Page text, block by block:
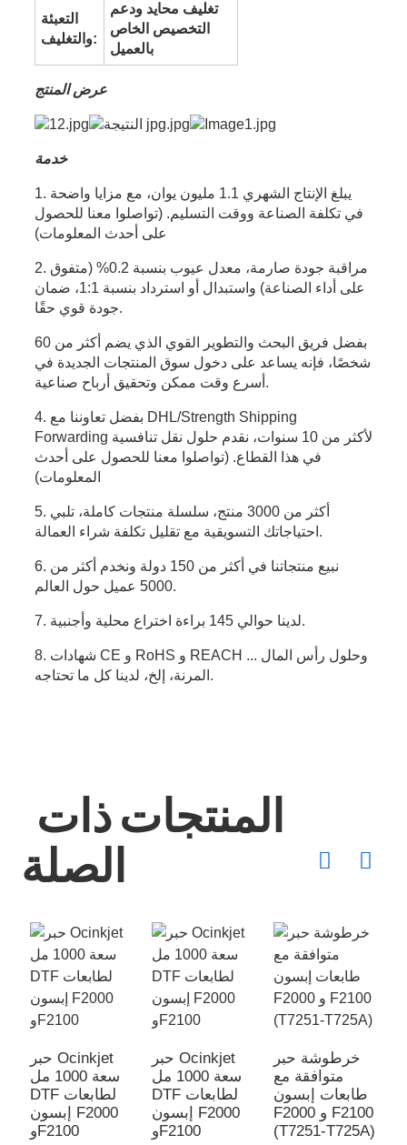
التعبئة
والتغليف:
تغليف محايد ودعم
التخصيص الخاص
بالعميل
عرض المنتج
خدمة
1. يبلغ الإنتاج الشهري 1.1 مليون يوان، مع مزايا واضحة
في تكلفة الصناعة ووقت التسليم. (تواصلوا معنا للحصول
على أحدث المعلومات)
2. مراقبة جودة صارمة، معدل عيوب بنسبة 0.2% (متفوق
على أداء الصناعة) واستبدال أو استرداد بنسبة 1:1، ضمان
جودة قوي حقًا.
بفضل فريق البحث والتطوير القوي الذي يضم أكثر من 60
شخصًا، فإنه يساعد على دخول سوق المنتجات الجديدة في
أسرع وقت ممكن وتحقيق أرباح صناعية.
4. بفضل تعاوننا مع DHL/Strength Shipping
Forwarding لأكثر من 10 سنوات، نقدم حلول نقل تنافسية
في هذا القطاع. (تواصلوا معنا للحصول على أحدث
المعلومات)
5. أكثر من 3000 منتج، سلسلة منتجات كاملة، تلبي
احتياجاتك التسويقية مع تقليل تكلفة شراء العمالة.
6. نبيع منتجاتنا في أكثر من 150 دولة ونخدم أكثر من
5000 عميل حول العالم.
7. لدينا حوالي 145 براءة اختراع محلية وأجنبية.
8. شهادات CE و RoHS و REACH ... وحلول رأس المال
المرنة، إلخ، لدينا كل ما تحتاجه.
المنتجات ذات
الصلة
حبر Ocinkjet
سعة 1000 مل
DTF لطابعات
إبسون F2000
وF2100
حبر Ocinkjet
سعة 1000 مل
DTF لطابعات
إبسون F2000
وF2100
خرطوشة حبر
متوافقة مع
طابعات إبسون
F2000 و F2100
(T7251-T725A)